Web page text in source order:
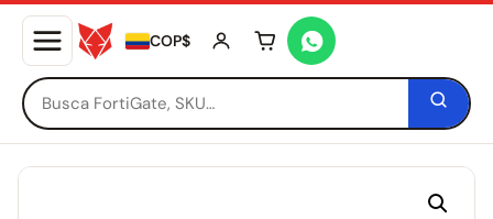
COP$ Tu carrito está vacío